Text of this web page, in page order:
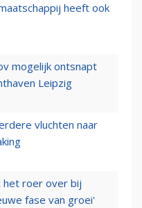
heeft ook
mogelijk ontsnapt
Leipzig
vluchten naar
het roer over bij
fase van groei'